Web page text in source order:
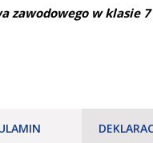
zawodowego w klasie